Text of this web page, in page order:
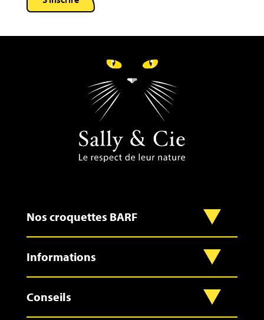
Nos croquettes BARF
Informations
Conseils